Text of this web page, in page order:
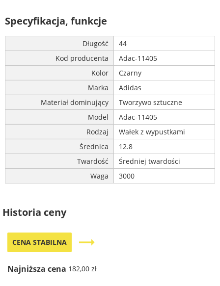
Specyfikacja, funkcje
Długość
44
Kod producenta
Adac-11405
Kolor
Czarny
Marka
Adidas
Materiał dominujący
Tworzywo sztuczne
Model
Adac-11405
Rodzaj
Wałek z wypustkami
Średnica
12.8
Twardość
Średniej twardości
Waga
3000
Historia ceny
CENA STABILNA trending_flat
Najniższa cena 182,00 zł